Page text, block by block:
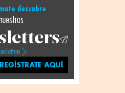
descubre
REGÍSTRATE AQUÍ